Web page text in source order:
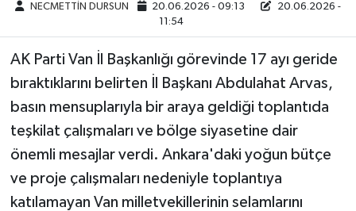
NECMETTİN DURSUN 20.06.2026 - 09:13
20.06.2026 -
11:54
AK Parti Van İl Başkanlığı görevinde 17 ayı geride
bıraktıklarını belirten İl Başkanı Abdulahat Arvas,
basın mensuplarıyla bir araya geldiği toplantıda
teşkilat çalışmaları ve bölge siyasetine dair
önemli mesajlar verdi. Ankara'daki yoğun bütçe
ve proje çalışmaları nedeniyle toplantıya
katılamayan Van milletvekillerinin selamlarını